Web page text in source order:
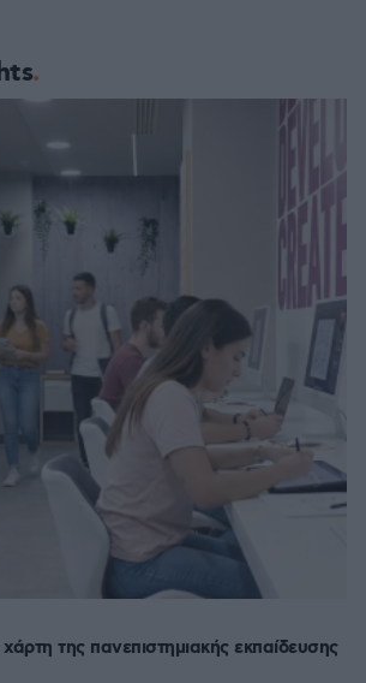
της πανεπιστημιακής εκπαίδευσης